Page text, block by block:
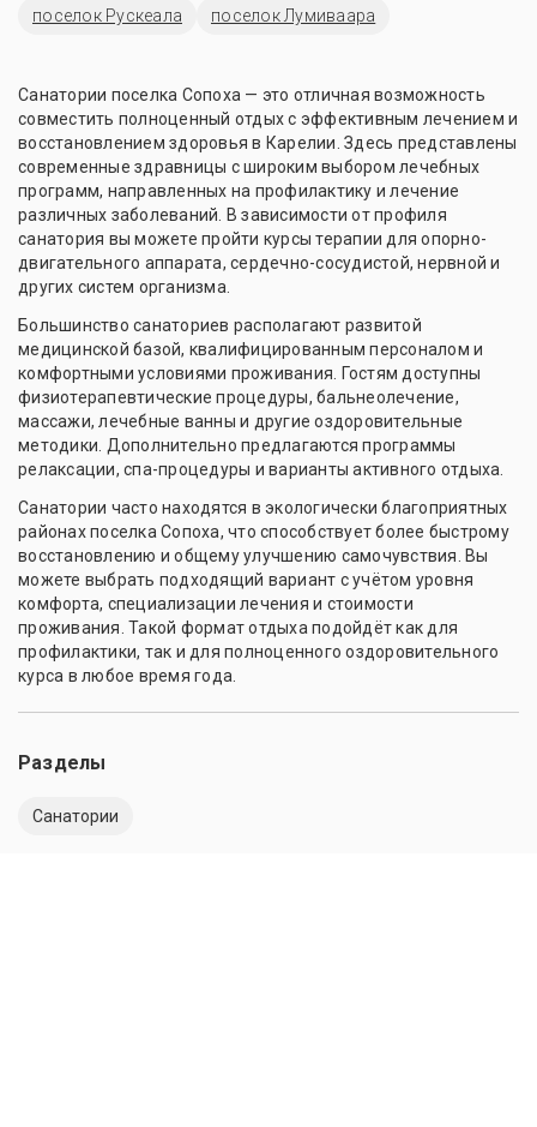
поселок Рускеала
поселок Лумиваара
Санатории поселка Сопоха — это отличная возможность
совместить полноценный отдых с эффективным лечением и
восстановлением здоровья в Карелии. Здесь представлены
современные здравницы с широким выбором лечебных
программ, направленных на профилактику и лечение
различных заболеваний. В зависимости от профиля
санатория вы можете пройти курсы терапии для опорно-
двигательного аппарата, сердечно-сосудистой, нервной и
других систем организма.
Большинство санаториев располагают развитой
медицинской базой, квалифицированным персоналом и
комфортными условиями проживания. Гостям доступны
физиотерапевтические процедуры, бальнеолечение,
массажи, лечебные ванны и другие оздоровительные
методики. Дополнительно предлагаются программы
релаксации, спа-процедуры и варианты активного отдыха.
Санатории часто находятся в экологически благоприятных
районах поселка Сопоха, что способствует более быстрому
восстановлению и общему улучшению самочувствия. Вы
можете выбрать подходящий вариант с учётом уровня
комфорта, специализации лечения и стоимости
проживания. Такой формат отдыха подойдёт как для
профилактики, так и для полноценного оздоровительного
курса в любое время года.
Разделы
Санатории